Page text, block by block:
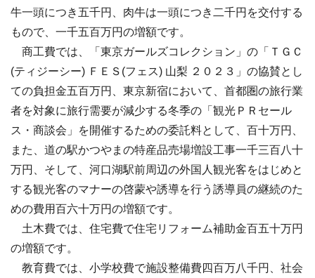
牛一頭につき五千円、肉牛は一頭につき二千円を交付する
もので、一千五百万円の増額です。
商工費では、「東京ガールズコレクション」の「ＴＧＣ
(ティジーシー) ＦＥＳ(フェス) 山梨 ２０２３」の協賛とし
ての負担金五百万円、東京新宿において、首都圏の旅行業
者を対象に旅行需要が減少する冬季の「観光ＰＲセール
ス・商談会」を開催するための委託料として、百十万円、
また、道の駅かつやまの特産品売場増設工事一千三百八十
万円、そして、河口湖駅前周辺の外国人観光客をはじめと
する観光客のマナーの啓蒙や誘導を行う誘導員の継続のた
めの費用百六十万円の増額です。
土木費では、住宅費で住宅リフォーム補助金百五十万円
の増額です。
教育費では、小学校費で施設整備費四百万八千円、社会